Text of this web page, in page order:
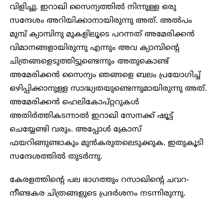
വിളിച്ചു. ഇറാഖി സൈന്യത്തിൽ നിന്നുള്ള ഒരു
സന്ദേശം അറിയിക്കാനായിരുന്നു അത്. അൽപം
മുമ്പ് ക്യാമ്പിനു മുകളിലൂടെ പറന്നത് അമേരിക്കൻ
വിമാനങ്ങളായിരുന്നു എന്നും അവ ക്യാമ്പിന്റെ
ചിത്രങ്ങളെടുത്തിട്ടുണ്ടെന്നും അതുകൊണ്ട്
അമേരിക്കൻ സൈന്യം ഞങ്ങളെ ബലം പ്രയോഗിച്ച്
ഒഴിപ്പിക്കാനുള്ള സാദ്ധ്യതയുണ്ടെന്നുമായിരുന്നു അത്.
അമേരിക്കൻ ഹെലികോപ്റ്ററുകൾ
അതിർത്തികടന്നാൽ ഇറാഖി സേനക്ക് ഷൂട്ട്
ചെയ്യേണ്ടി വരും. അപ്പോൾ ക്രോസ്
ഫയറിങ്ങുണ്ടാകും മുൻകരുതലെടുക്കുക. ഇതുകൂടി
സന്ദേശത്തിൽ തുടർന്നു.
കേരളത്തിന്റെ പല ഭാഗത്തും റസാഖിന്റെ ചവറ-
നീണ്ടകര ചിത്രങ്ങളുടെ പ്രദർശനം നടന്നിരുന്നു.